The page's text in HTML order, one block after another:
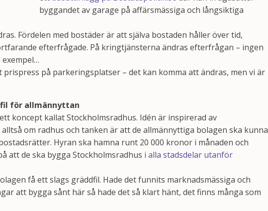
byggandet av garage på affärsmässiga och långsiktiga
Fördelen med bostäder är att själva bostaden håller över tid,
efterfrågade. På kringtjänsterna ändras efterfrågan – ingen
på parkeringsplatser – det kan komma att ändras, men vi är
för allmännyttan
koncept kallat Stockholmsradhus. Idén är inspirerad av
om radhus och tanken är att de allmännyttiga bolagen ska kunna
Hyran ska hamna runt 20 000 kronor i månaden och
att de ska bygga Stockholmsradhus i alla stadsdelar utanför
få ett slags gräddfil. Hade det funnits marknadsmässiga och
att bygga sånt här så hade det så klart hänt, det finns många som